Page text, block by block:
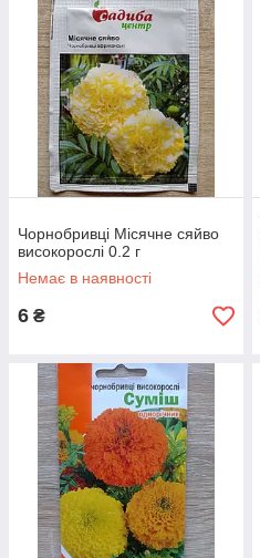
Чорнобривці Мiсячне сяйво
високорослі 0.2 г
Немає в наявності
6 ₴